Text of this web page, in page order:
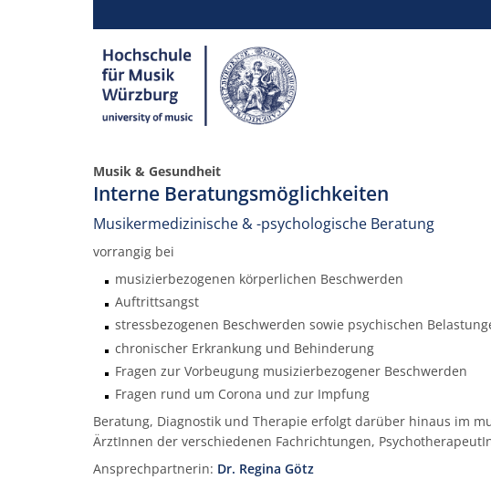
Musik & Gesundheit
Interne Beratungsmöglichkeiten
Musikermedizinische & -psychologische Beratung
vorrangig bei
musizierbezogenen körperlichen Beschwerden
Auftrittsangst
stressbezogenen Beschwerden sowie psychischen
chronischer Erkrankung und Behinderung
Fragen zur Vorbeugung musizierbezogener Beschwerden
Fragen rund um Corona und zur Impfung
Beratung, Diagnostik und Therapie erfolgt darüber hinaus im
ÄrztInnen der verschiedenen Fachrichtungen,
Ansprechpartnerin: Dr. Regina Götz